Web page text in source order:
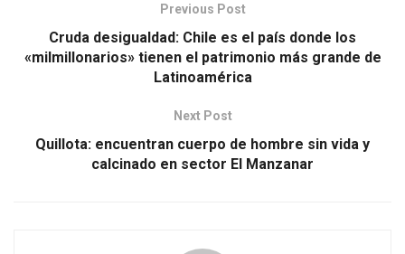
Previous Post
Cruda desigualdad: Chile es el país donde los
«milmillonarios» tienen el patrimonio más grande de
Latinoamérica
Next Post
Quillota: encuentran cuerpo de hombre sin vida y
calcinado en sector El Manzanar